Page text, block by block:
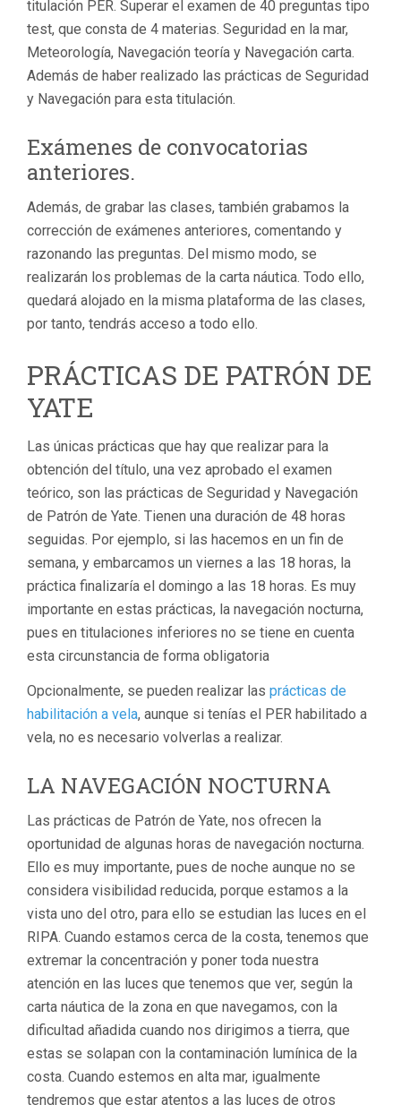
titulación PER. Superar el examen de 40 preguntas tipo
test, que consta de 4 materias. Seguridad en la mar,
Meteorología, Navegación teoría y Navegación carta.
Además de haber realizado las prácticas de Seguridad
y Navegación para esta titulación.
Exámenes de convocatorias
anteriores.
Además, de grabar las clases, también grabamos la
corrección de exámenes anteriores, comentando y
razonando las preguntas. Del mismo modo, se
realizarán los problemas de la carta náutica. Todo ello,
quedará alojado en la misma plataforma de las clases,
por tanto, tendrás acceso a todo ello.
PRÁCTICAS DE PATRÓN DE
YATE
Las únicas prácticas que hay que realizar para la
obtención del título, una vez aprobado el examen
teórico, son las prácticas de Seguridad y Navegación
de Patrón de Yate. Tienen una duración de 48 horas
seguidas. Por ejemplo, si las hacemos en un fin de
semana, y embarcamos un viernes a las 18 horas, la
práctica finalizaría el domingo a las 18 horas. Es muy
importante en estas prácticas, la navegación nocturna,
pues en titulaciones inferiores no se tiene en cuenta
esta circunstancia de forma obligatoria
Opcionalmente, se pueden realizar las prácticas de
habilitación a vela, aunque si tenías el PER habilitado a
vela, no es necesario volverlas a realizar.
LA NAVEGACIÓN NOCTURNA
Las prácticas de Patrón de Yate, nos ofrecen la
oportunidad de algunas horas de navegación nocturna.
Ello es muy importante, pues de noche aunque no se
considera visibilidad reducida, porque estamos a la
vista uno del otro, para ello se estudian las luces en el
RIPA. Cuando estamos cerca de la costa, tenemos que
extremar la concentración y poner toda nuestra
atención en las luces que tenemos que ver, según la
carta náutica de la zona en que navegamos, con la
dificultad añadida cuando nos dirigimos a tierra, que
estas se solapan con la contaminación lumínica de la
costa. Cuando estemos en alta mar, igualmente
tendremos que estar atentos a las luces de otros